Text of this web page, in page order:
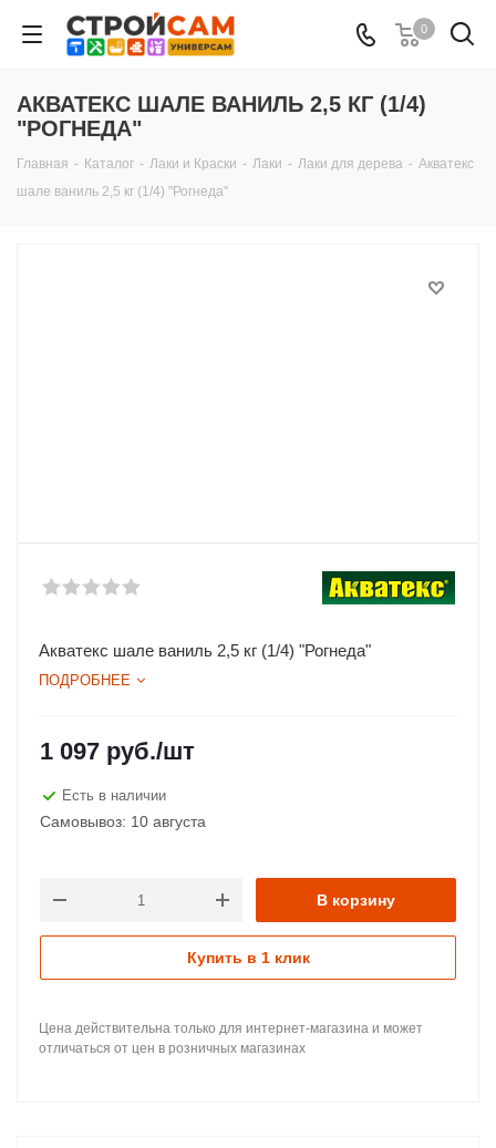
0
АКВАТЕКС ШАЛЕ ВАНИЛЬ 2,5 КГ (1/4)
"РОГНЕДА"
Главная - Каталог - Лаки и Краски - Лаки - Лаки для дерева - Акватекс
шале ваниль 2,5 кг (1/4) "Рогнеда"
Акватекс шале ваниль 2,5 кг (1/4) "Рогнеда"
ПОДРОБНЕЕ
1 097 руб./шт
Есть в наличии
Самовывоз: 10 августа
В корзину
Купить в 1 клик
Цена действительна только для интернет-магазина и может
отличаться от цен в розничных магазинах